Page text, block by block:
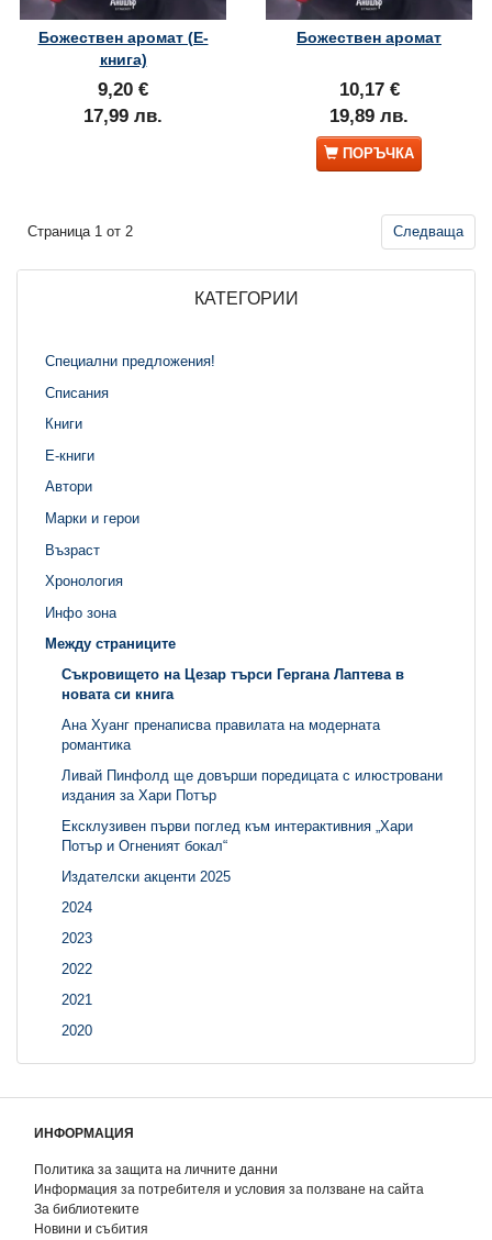
Божествен аромат (Е-
книга)
9,20 €
17,99 лв.
Божествен аромат
10,17 €
19,89 лв.
ПОРЪЧКА
Страница 1 от 2 Следваща
КАТЕГОРИИ
Специални предложения!
Списания
Книги
Е-книги
Автори
Марки и герои
Възраст
Хронология
Инфо зона
Между страниците
Съкровището на Цезар търси Гергана Лаптева в
новата си книга
Ана Хуанг пренаписва правилата на модерната
романтика
Ливай Пинфолд ще довърши поредицата с илюстровани
издания за Хари Потър
Ексклузивен първи поглед към интерактивния „Хари
Потър и Огненият бокал“
Издателски акценти 2025
2024
2023
2022
2021
2020
ИНФОРМАЦИЯ
Политика за защита на личните данни
Информация за потребителя и условия за ползване на сайта
За библиотеките
Новини и събития